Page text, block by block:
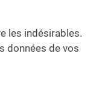
les indésirables.
données de vos